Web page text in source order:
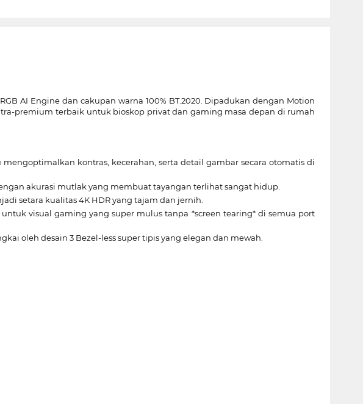
AI Engine dan cakupan warna 100% BT.2020. Dipadukan dengan Motion
premium terbaik untuk bioskop privat dan gaming masa depan di rumah
kontras, kecerahan, serta detail gambar secara otomatis di
akurasi mutlak yang membuat tayangan terlihat sangat hidup.
setara kualitas 4K HDR yang tajam dan jernih.
visual gaming yang super mulus tanpa *screen tearing* di semua port
oleh desain 3 Bezel-less super tipis yang elegan dan mewah.